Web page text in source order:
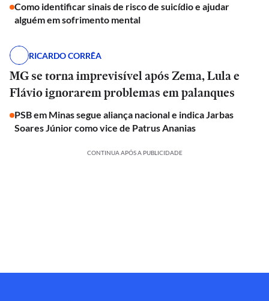
Como identificar sinais de risco de suicídio e ajudar
alguém em sofrimento mental
RICARDO CORRÊA
MG se torna imprevisível após Zema, Lula e
Flávio ignorarem problemas em palanques
PSB em Minas segue aliança nacional e indica Jarbas
Soares Júnior como vice de Patrus Ananias
CONTINUA APÓS A PUBLICIDADE